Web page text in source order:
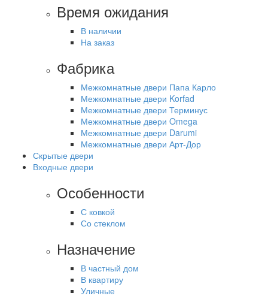
Время ожидания
В наличии
На заказ
Фабрика
Межкомнатные двери Папа Карло
Межкомнатные двери Korfad
Межкомнатные двери Терминус
Межкомнатные двери Omega
Межкомнатные двери Darumi
Межкомнатные двери Арт-Дор
Скрытые двери
Входные двери
Особенности
С ковкой
Со стеклом
Назначение
В частный дом
В квартиру
Уличные